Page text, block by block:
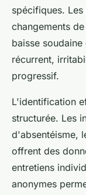
spécifiques.
changements
baisse
récurrent,
progressif.
L'identification
structurée. Les
d'absentéisme,
offrent des
entretiens
anonymes